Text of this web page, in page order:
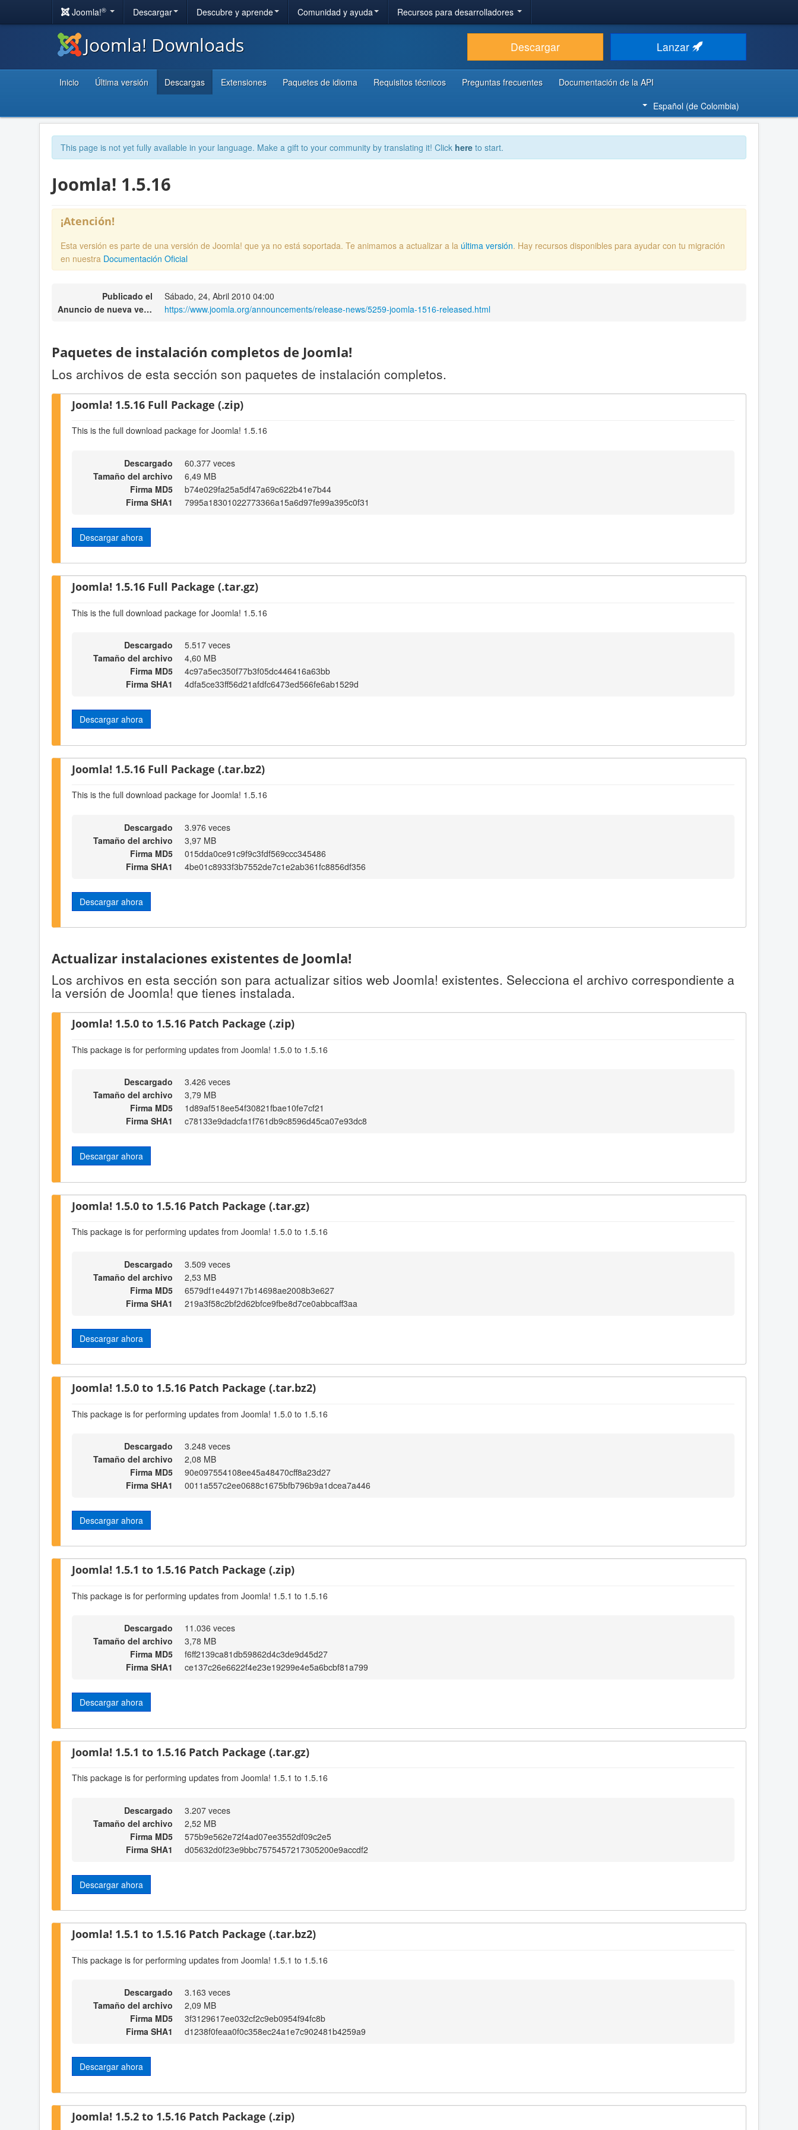
Joomla!® Descargar Descubre y aprende Comunidad y ayuda Recursos para desarrolladores
Joomla! Downloads Descargar Lanzar
Inicio Última versión Descargas Extensiones Paquetes de idioma Requisitos técnicos Preguntas frecuentes
Documentación de la API
Español (de Colombia)
This page is not yet fully available in your language. Make a gift to your community by translating it! Click here to start.
Joomla! 1.5.16
¡Atención!
Esta versión es parte de una versión de Joomla! que ya no está soportada. Te animamos a actualizar a la última versión. Hay recursos disponibles para ayudar con tu migración
en nuestra Documentación Oficial
Publicado el
Sábado, 24, Abril 2010 04:00
Anuncio de nueva versión
https://www.joomla.org/announcements/release-news/5259-joomla-1516-released.html
Paquetes de instalación completos de Joomla!
Los archivos de esta sección son paquetes de instalación completos.
Joomla! 1.5.16 Full Package (.zip)
This is the full download package for Joomla! 1.5.16
Descargado
60.377 veces
Tamaño del archivo
6,49 MB
Firma MD5
b74e029fa25a5df47a69c622b41e7b44
Firma SHA1
7995a18301022773366a15a6d97fe99a395c0f31
Descargar ahora
Joomla! 1.5.16 Full Package (.tar.gz)
This is the full download package for Joomla! 1.5.16
Descargado
5.517 veces
Tamaño del archivo
4,60 MB
Firma MD5
4c97a5ec350f77b3f05dc446416a63bb
Firma SHA1
4dfa5ce33ff56d21afdfc6473ed566fe6ab1529d
Descargar ahora
Joomla! 1.5.16 Full Package (.tar.bz2)
This is the full download package for Joomla! 1.5.16
Descargado
3.976 veces
Tamaño del archivo
3,97 MB
Firma MD5
015dda0ce91c9f9c3fdf569ccc345486
Firma SHA1
4be01c8933f3b7552de7c1e2ab361fc8856df356
Descargar ahora
Actualizar instalaciones existentes de Joomla!
Los archivos en esta sección son para actualizar sitios web Joomla! existentes. Selecciona el archivo correspondiente a
la versión de Joomla! que tienes instalada.
Joomla! 1.5.0 to 1.5.16 Patch Package (.zip)
This package is for performing updates from Joomla! 1.5.0 to 1.5.16
Descargado
3.426 veces
Tamaño del archivo
3,79 MB
Firma MD5
1d89af518ee54f30821fbae10fe7cf21
Firma SHA1
c78133e9dadcfa1f761db9c8596d45ca07e93dc8
Descargar ahora
Joomla! 1.5.0 to 1.5.16 Patch Package (.tar.gz)
This package is for performing updates from Joomla! 1.5.0 to 1.5.16
Descargado
3.509 veces
Tamaño del archivo
2,53 MB
Firma MD5
6579df1e449717b14698ae2008b3e627
Firma SHA1
219a3f58c2bf2d62bfce9fbe8d7ce0abbcaff3aa
Descargar ahora
Joomla! 1.5.0 to 1.5.16 Patch Package (.tar.bz2)
This package is for performing updates from Joomla! 1.5.0 to 1.5.16
Descargado
3.248 veces
Tamaño del archivo
2,08 MB
Firma MD5
90e097554108ee45a48470cff8a23d27
Firma SHA1
0011a557c2ee0688c1675bfb796b9a1dcea7a446
Descargar ahora
Joomla! 1.5.1 to 1.5.16 Patch Package (.zip)
This package is for performing updates from Joomla! 1.5.1 to 1.5.16
Descargado
11.036 veces
Tamaño del archivo
3,78 MB
Firma MD5
f6ff2139ca81db59862d4c3de9d45d27
Firma SHA1
ce137c26e6622f4e23e19299e4e5a6bcbf81a799
Descargar ahora
Joomla! 1.5.1 to 1.5.16 Patch Package (.tar.gz)
This package is for performing updates from Joomla! 1.5.1 to 1.5.16
Descargado
3.207 veces
Tamaño del archivo
2,52 MB
Firma MD5
575b9e562e72f4ad07ee3552df09c2e5
Firma SHA1
d05632d0f23e9bbc7575457217305200e9accdf2
Descargar ahora
Joomla! 1.5.1 to 1.5.16 Patch Package (.tar.bz2)
This package is for performing updates from Joomla! 1.5.1 to 1.5.16
Descargado
3.163 veces
Tamaño del archivo
2,09 MB
Firma MD5
3f3129617ee032cf2c9eb0954f94fc8b
Firma SHA1
d1238f0feaa0f0c358ec24a1e7c902481b4259a9
Descargar ahora
Joomla! 1.5.2 to 1.5.16 Patch Package (.zip)